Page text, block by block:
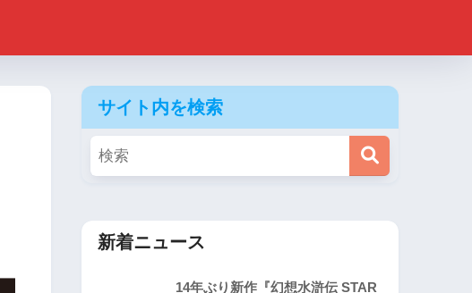
サイト内を検索
新着ニュース
14年ぶり新作『幻想水滸伝 STAR